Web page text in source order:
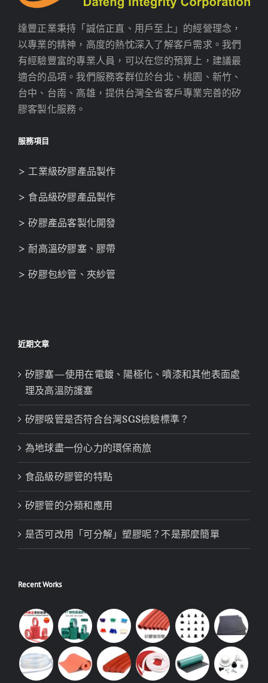
達豐正業秉持「誠信正直、用戶至上」的經營理念，
以專業的精神，高度的熱忱深入了解客戶需求。我們
有經驗豐富的專業人員，可以在您的預算上，建議最
適合的品項。我們服務客群位於台北、桃園、新竹、
台中、台南、高雄，提供台灣全省客戶專業完善的矽
膠客製化服務。
服務項目
> 工業級矽膠產品製作
> 食品級矽膠產品製作
> 矽膠產品客製化開發
> 耐高溫矽膠塞、膠帶
> 矽膠包紗管、夾紗管
近期文章
矽膠塞—使用在電鍍、陽極化、噴漆和其他表面處
理及高溫防護塞
矽膠吸管是否符合台灣SGS檢驗標準？
為地球盡一份心力的環保商旅
食品級矽膠管的特點
矽膠管的分類和應用
是否可改用「可分解」塑膠呢？不是那麼簡單
Recent Works